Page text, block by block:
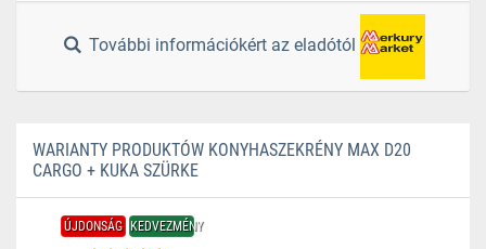
További információkért az eladótól
WARIANTY PRODUKTÓW KONYHASZEKRÉNY MAX D20
CARGO + KUKA SZÜRKE
ÚJDONSÁG KEDVEZMÉNY